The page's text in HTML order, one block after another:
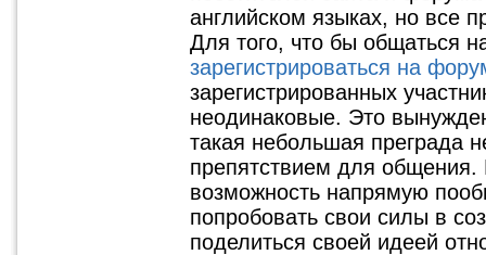
английском языках, но все
Для того, что бы общаться
зарегистрироваться на
зарегистрированных
неодинаковые. Это
такая небольшая преграда
препятствием для общения.
возможность напрямую
попробовать свои силы в
поделиться своей идеей